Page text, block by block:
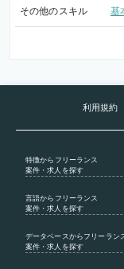
その他のスキル 基
利用規約
特徴からフリーランス
案件・求人を探す
言語からフリーランス
案件・求人を探す
データベース からフリーラン
案件・求人を探す